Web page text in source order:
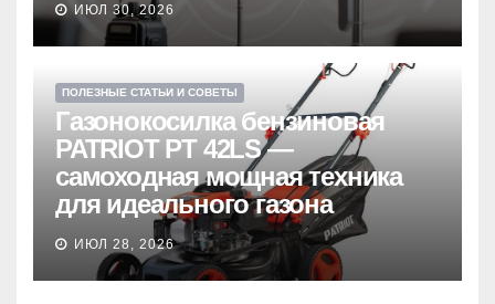
ИЮЛ 30, 2026
ПОЛЕЗНЫЕ СТАТЬИ И СОВЕТЫ
Газонокосилка бензиновая
PATRIOT PT 42LS —
самоходная мощная техника
для идеального газона
ИЮЛ 28, 2026